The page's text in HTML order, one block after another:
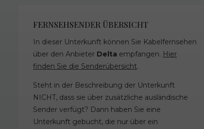
FERNSEHSENDER ÜBERSICHT
In dieser Unterkunft können Sie Kabelfernsehen
über den Anbieter Delta empfangen. Hier
finden Sie die Senderübersicht.
Steht in der Beschreibung der Unterkunft
NICHT, dass sie über zusätzliche ausländische
Sender verfügt? Dann haben Sie eine
Unterkunft gebucht, die nur über ein